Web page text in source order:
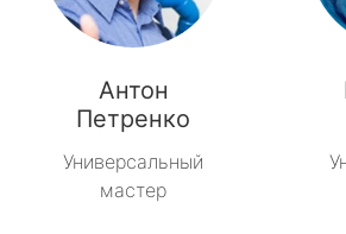
Антон
Петренко
Универсальный
мастер